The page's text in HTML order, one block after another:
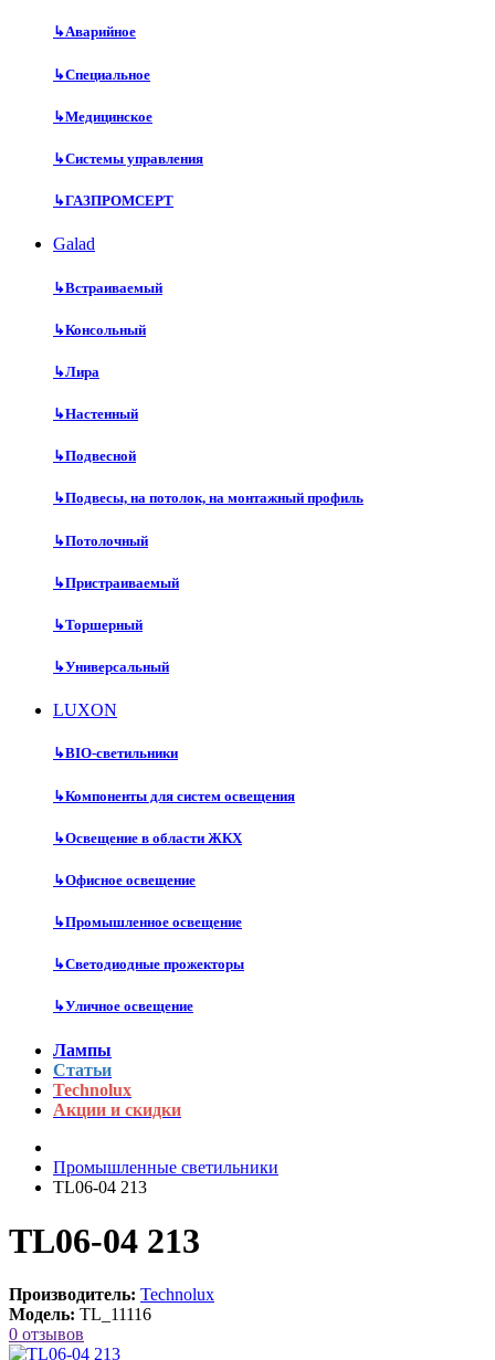
↳Аварийное
↳Специальное
↳Медицинское
↳Системы управления
↳ГАЗПРОМСЕРТ
Galad
↳Встраиваемый
↳Консольный
↳Лира
↳Настенный
↳Подвесной
↳Подвесы, на потолок, на монтажный профиль
↳Потолочный
↳Пристраиваемый
↳Торшерный
↳Универсальный
LUXON
↳BIO-светильники
↳Компоненты для систем освещения
↳Освещение в области ЖКХ
↳Офисное освещение
↳Промышленное освещение
↳Светодиодные прожекторы
↳Уличное освещение
Лампы
Статьи
Technolux
Акции и скидки
Промышленные светильники
TL06-04 213
TL06-04 213
Производитель: Technolux
Модель: TL_11116
0 отзывов